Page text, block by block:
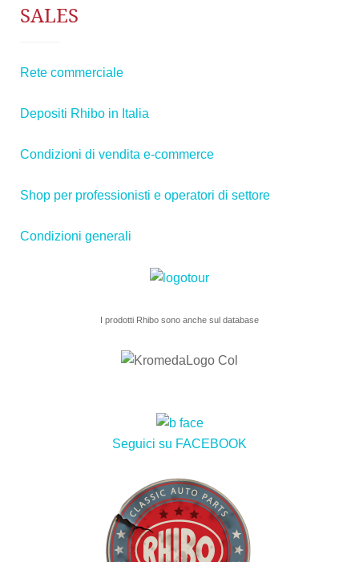
SALES
Rete commerciale
Depositi Rhibo in Italia
Condizioni di vendita e-commerce
Shop per professionisti e operatori di settore
Condizioni generali
I prodotti Rhibo sono anche sul database
Seguici su FACEBOOK